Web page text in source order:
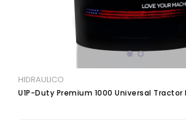
HIDRAULICO
U1P-Duty Premium 1000 Universal Tractor